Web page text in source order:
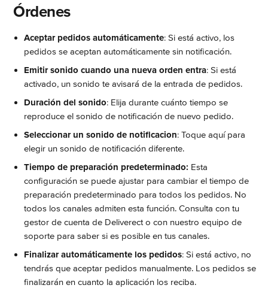
Órdenes
Aceptar pedidos automáticamente: Si está activo, los
pedidos se aceptan automáticamente sin notificación.
Emitir sonido cuando una nueva orden entra: Si está
activado, un sonido te avisará de la entrada de pedidos.
Duración del sonido: Elija durante cuánto tiempo se
reproduce el sonido de notificación de nuevo pedido.
Seleccionar un sonido de notificacion: Toque aquí para
elegir un sonido de notificación diferente.
Tiempo de preparación predeterminado: Esta
configuración se puede ajustar para cambiar el tiempo de
preparación predeterminado para todos los pedidos. No
todos los canales admiten esta función. Consulta con tu
gestor de cuenta de Deliverect o con nuestro equipo de
soporte para saber si es posible en tus canales.
Finalizar automáticamente los pedidos: Si está activo, no
tendrás que aceptar pedidos manualmente. Los pedidos se
finalizarán en cuanto la aplicación los reciba.